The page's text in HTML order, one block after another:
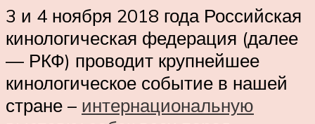
3 и 4 ноября 2018 года Российская
кинологическая федерация (далее
— РКФ) проводит крупнейшее
кинологическое событие в нашей
стране – интернациональную